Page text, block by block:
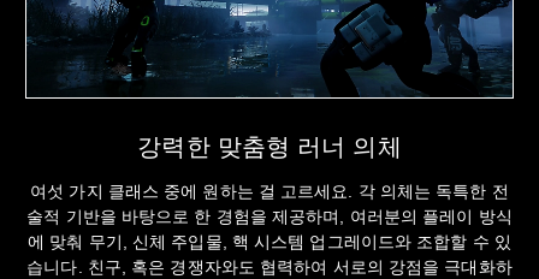
강력한 맞춤형 러너 의체
여섯 가지 클래스 중에 원하는 걸 고르세요. 각 의체는 독특한 전
술적 기반을 바탕으로 한 경험을 제공하며, 여러분의 플레이 방식
에 맞춰 무기, 신체 주입물, 핵 시스템 업그레이드와 조합할 수 있
습니다. 친구, 혹은 경쟁자와도 협력하여 서로의 강점을 극대화하